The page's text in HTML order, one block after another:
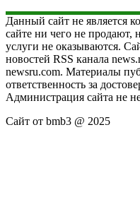
Данный сайт не является
сайте ни чего не продают,
услуги не оказываются.
новостей RSS канала
newsru.com. Материалы
ответственность за
Администрация сайта не
Сайт от bmb3 @ 2025